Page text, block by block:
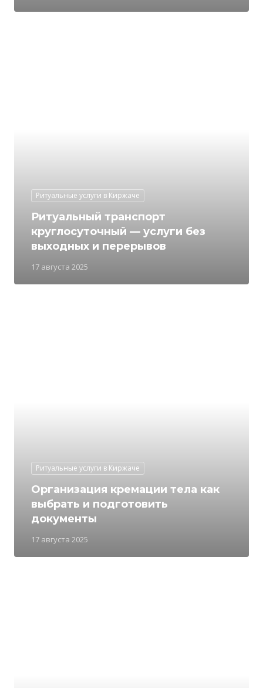
Ритуальные услуги в Киржаче
17 августа 2025
Ритуальный транспорт
круглосуточный — услуги без
выходных и перерывов
Ритуальные услуги в Киржаче
17 августа 2025
Организация кремации тела как
выбрать и подготовить
документы